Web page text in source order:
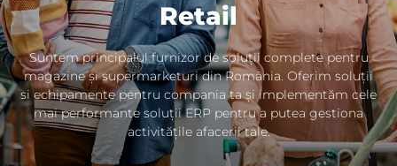
Retail
Suntem principalul furnizor de soluții complete pentru
magazine și supermarketuri din România. Oferim soluții
si echipamente pentru compania ta și implementăm cele
mai performante soluții ERP pentru a putea gestiona
activitățile afacerii tale.